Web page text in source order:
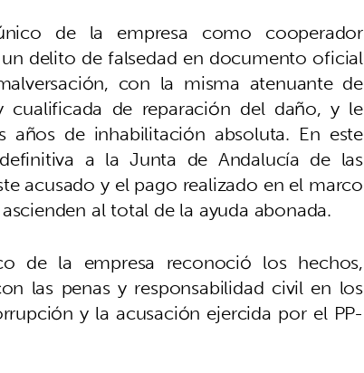
de la empresa como cooperador
delito de falsedad en documento oficial
con la misma atenuante de
cualificada de reparación del daño, y le
de inhabilitación absoluta. En este
a la Junta de Andalucía de las
acusado y el pago realizado en el marco
al total de la ayuda abonada.
de la empresa reconoció los hechos,
las penas y responsabilidad civil en los
y la acusación ejercida por el PP-